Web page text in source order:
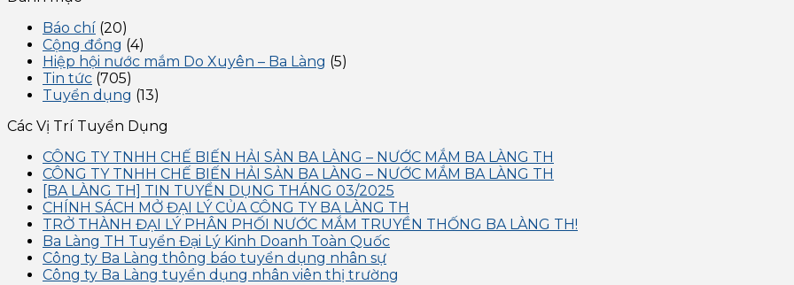
Báo chí (20)
Cộng đồng (4)
Hiệp hội nước mắm Do Xuyên – Ba Làng (5)
Tin tức (705)
Tuyển dụng (13)
Các Vị Trí Tuyển Dụng
CÔNG TY TNHH CHẾ BIẾN HẢI SẢN BA LÀNG – NƯỚC MẮM BA LÀNG TH
CÔNG TY TNHH CHẾ BIẾN HẢI SẢN BA LÀNG – NƯỚC MẮM BA LÀNG TH
[BA LÀNG TH] TIN TUYỂN DỤNG THÁNG 03/2025
CHÍNH SÁCH MỞ ĐẠI LÝ CỦA CÔNG TY BA LÀNG TH
TRỞ THÀNH ĐẠI LÝ PHÂN PHỐI NƯỚC MẮM TRUYỀN THỐNG BA LÀNG TH!
Ba Làng TH Tuyển Đại Lý Kinh Doanh Toàn Quốc
Công ty Ba Làng thông báo tuyển dụng nhân sự
Công ty Ba Làng tuyển dụng nhân viên thị trường